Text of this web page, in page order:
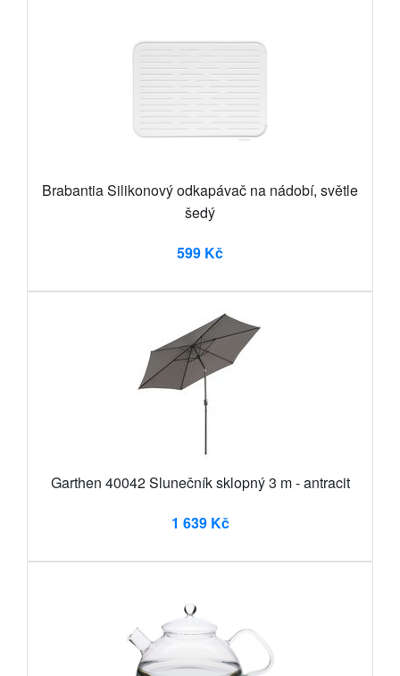
Brabantia Silikonový odkapávač na nádobí, světle
šedý
599 Kč
Garthen 40042 Slunečník sklopný 3 m - antracit
1 639 Kč